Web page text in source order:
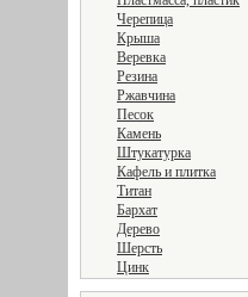
Черепица
Крыша
Веревка
Резина
Ржавчина
Песок
Камень
Штукатурка
Кафель и плитка
Титан
Бархат
Дерево
Шерсть
Цинк